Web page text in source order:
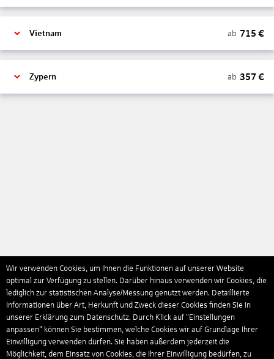
Vietnam ab 715 €
Zypern ab 357 €
Wir verwenden Cookies, um Ihnen die Funktionen auf unserer Website
optimal zur Verfügung zu stellen. Darüber hinaus verwenden wir Cookies, die
lediglich zur statistischen Analyse/Messung genutzt werden. Detaillierte
Informationen über Art, Herkunft und Zweck dieser Cookies finden Sie in
unserer Erklärung zum Datenschutz. Durch Klick auf "Einstellungen
anpassen" können Sie bestimmen, welche Cookies wir auf Grundlage Ihrer
Einwilligung verwenden dürfen. Sie haben außerdem jederzeit die
Möglichkeit, dem Einsatz von Cookies, die Ihrer Einwilligung bedürfen, zu